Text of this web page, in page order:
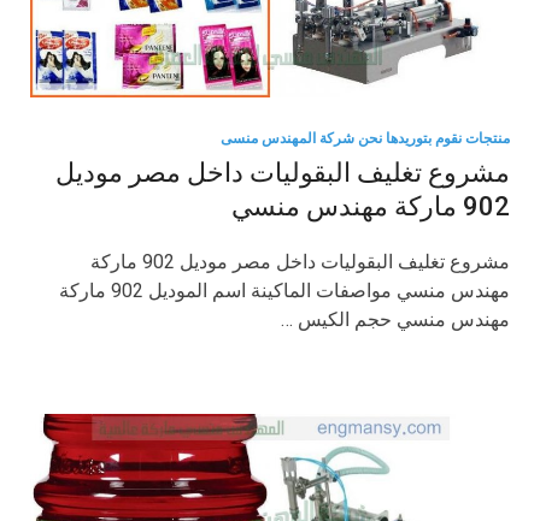
منتجات نقوم بتوريدها نحن شركة المهندس منسى
مشروع تغليف البقوليات داخل مصر موديل
902 ماركة مهندس منسي
مشروع تغليف البقوليات داخل مصر موديل 902 ماركة
مهندس منسي مواصفات الماكينة اسم الموديل 902 ماركة
مهندس منسي حجم الكيس …